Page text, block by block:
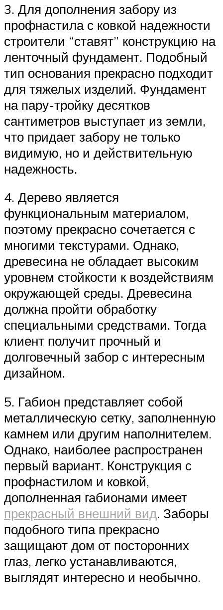
3. Для дополнения забору из
профнастила с ковкой надежности
строители “ставят” конструкцию на
ленточный фундамент. Подобный
тип основания прекрасно подходит
для тяжелых изделий. Фундамент
на пару-тройку десятков
сантиметров выступает из земли,
что придает забору не только
видимую, но и действительную
надежность.
4. Дерево является
функциональным материалом,
поэтому прекрасно сочетается с
многими текстурами. Однако,
древесина не обладает высоким
уровнем стойкости к воздействиям
окружающей среды. Древесина
должна пройти обработку
специальными средствами. Тогда
клиент получит прочный и
долговечный забор с интересным
дизайном.
5. Габион представляет собой
металлическую сетку, заполненную
камнем или другим наполнителем.
Однако, наиболее распространен
первый вариант. Конструкция с
профнастилом и ковкой,
дополненная габионами имеет
прекрасный внешний вид. Заборы
подобного типа прекрасно
защищают дом от посторонних
глаз, легко устанавливаются,
выглядят интересно и необычно.